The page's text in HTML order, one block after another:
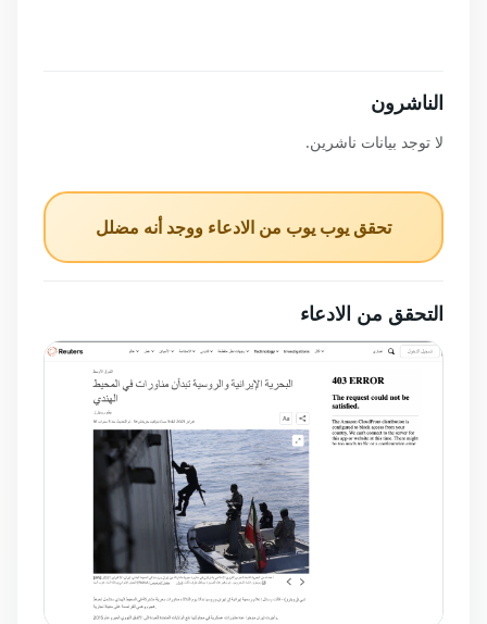
الناشرون
لا توجد بيانات ناشرين.
تحقق يوب يوب من الادعاء ووجد أنه مضلل
التحقق من الادعاء